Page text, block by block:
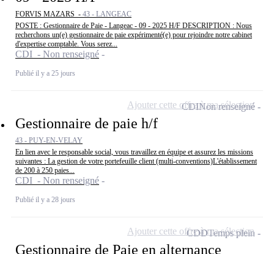
FORVIS MAZARS - 43 - LANGEAC
POSTE : Gestionnaire de Paie - Langeac - 09 - 2025 H/F DESCRIPTION : Nous
recherchons un(e) gestionnaire de paie expérimenté(e) pour rejoindre notre cabinet
d'expertise comptable. Vous serez...
CDI - Non renseigné
Publié il y a 25 jours
Gestionnaire de paie h/f
43 - PUY-EN-VELAY
En lien avec le responsable social, vous travaillez en équipe et assurez les missions
suivantes : La gestion de votre portefeuille client (multi-conventions)L'établissement
de 200 à 250 paies...
CDI - Non renseigné
Publié il y a 28 jours
CDINon renseigné
Ajouter cette offre à ma sélection
Gestionnaire de Paie en alternance
CDDTemps plein
Ajouter cette offre à ma sélection